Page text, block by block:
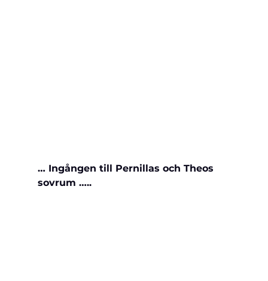
… Ingången till Pernillas och Theos
sovrum …..